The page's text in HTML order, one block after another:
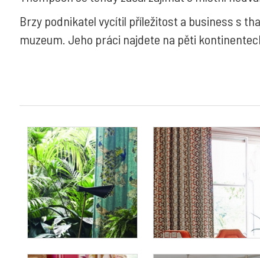
Brzy podnikatel vycítil příležitost a business s
muzeum. Jeho práci najdete na pěti